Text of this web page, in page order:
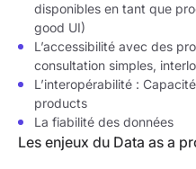
disponibles en tant que
good UI)
L’accessibilité avec des
consultation simples,
L’interopérabilité :
products
La fiabilité des données
Les enjeux du Data as a